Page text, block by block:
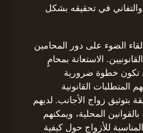
والتفاني في تحقيقه بشكل
الضوء على دور المحامين
الاستعانة بمحامٍ
خطوة ضرورية
المتطلبات القانونية
بتوثيق زواج الأجانب. لديهم
المحلية، ويمكنهم
للأزواج حول كيفية